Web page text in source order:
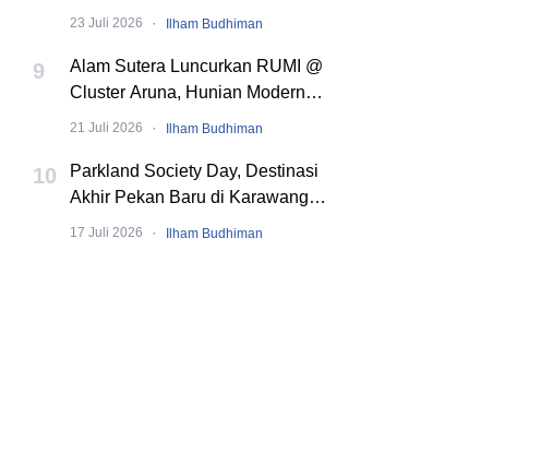
Dibuat
23 Juli 2026 · Ilham Budhiman
9
Alam Sutera Luncurkan RUMI @
Cluster Aruna, Hunian Modern
Tropical 2 Lantai di Downtown Alam
21 Juli 2026 · Ilham Budhiman
10
Parkland Society Day, Destinasi
Akhir Pekan Baru di Karawang
dengan Pengalaman Berbeda.
17 Juli 2026 · Ilham Budhiman